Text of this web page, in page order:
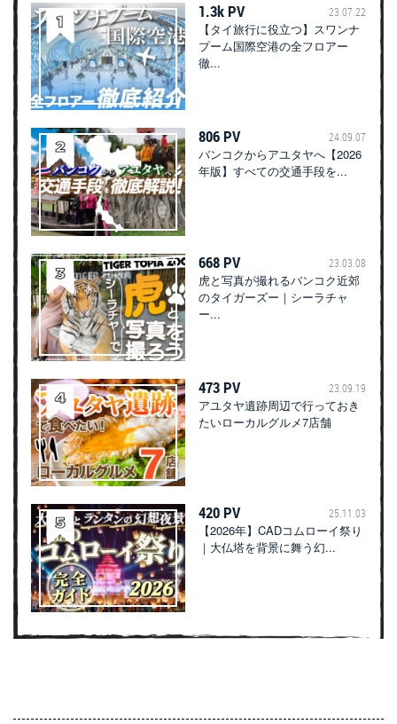
1.3k PV 23.07.22
【タイ旅行に役立つ】スワンナ
プーム国際空港の全フロアー
徹...
806 PV 24.09.07
バンコクからアユタヤへ【2026
年版】すべての交通手段を...
668 PV 23.03.08
虎と写真が撮れるバンコク近郊
のタイガーズー｜シーラチャ
ー...
473 PV 23.09.19
アユタヤ遺跡周辺で行っておき
たいローカルグルメ7店舗
420 PV 25.11.03
【2026年】CADコムローイ祭り
｜大仏塔を背景に舞う幻...